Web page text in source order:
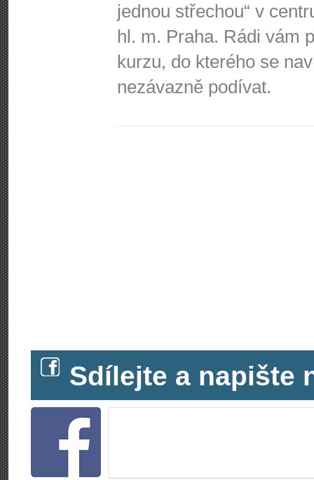
jednou střechou“ v
hl. m. Praha. Rádi vám
kurzu, do kterého se
nezávazně podívat.
Sdílejte a napište